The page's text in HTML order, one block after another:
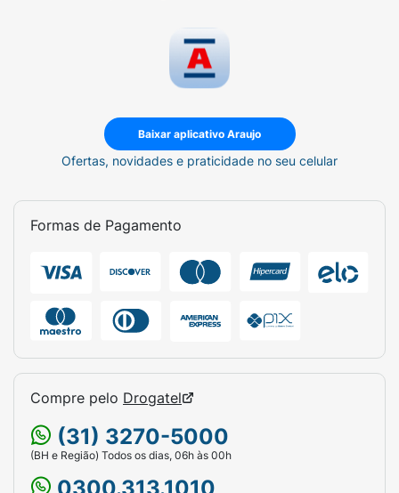
Baixar aplicativo Araujo
Ofertas, novidades e praticidade no seu celular
Formas de Pagamento
Compre pelo Drogatel
(31) 3270-5000
(BH e Região) Todos os dias, 06h às 00h